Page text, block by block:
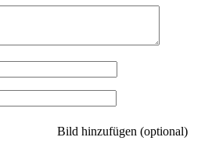
Bild hinzufügen (optional)